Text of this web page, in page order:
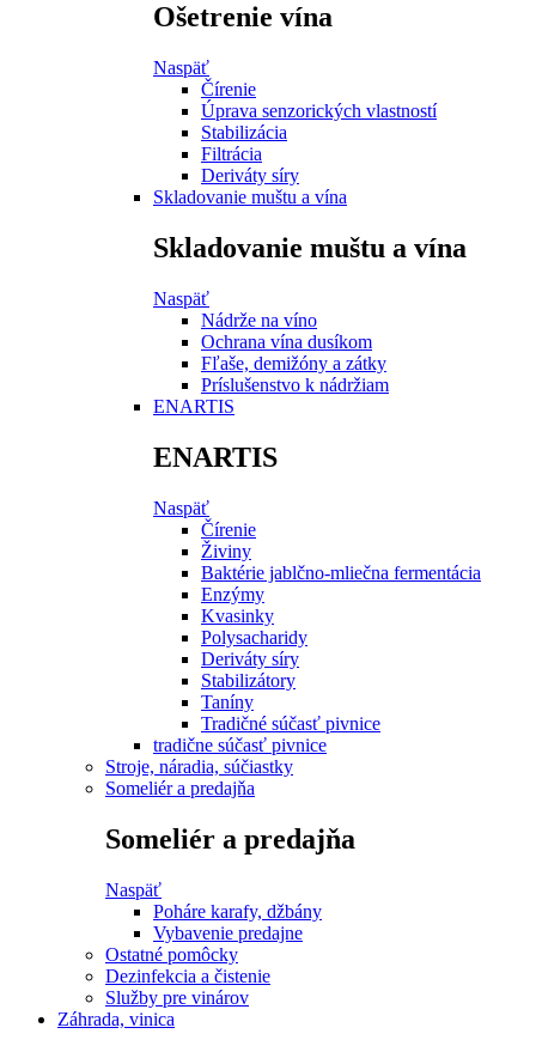
Ošetrenie vína
Naspäť
Čírenie
Úprava senzorických vlastností
Stabilizácia
Filtrácia
Deriváty síry
Skladovanie muštu a vína
Skladovanie muštu a vína
Naspäť
Nádrže na víno
Ochrana vína dusíkom
Fľaše, demižóny a zátky
Príslušenstvo k nádržiam
ENARTIS
ENARTIS
Naspäť
Čírenie
Živiny
Baktérie jablčno-mliečna fermentácia
Enzýmy
Kvasinky
Polysacharidy
Deriváty síry
Stabilizátory
Taníny
Tradičné súčasť pivnice
tradične súčasť pivnice
Stroje, náradia, súčiastky
Someliér a predajňa
Someliér a predajňa
Naspäť
Poháre karafy, džbány
Vybavenie predajne
Ostatné pomôcky
Dezinfekcia a čistenie
Služby pre vinárov
Záhrada, vinica